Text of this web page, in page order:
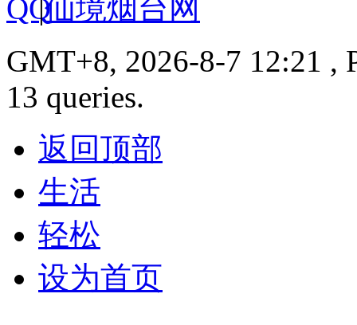
|仙境烟台网
GMT+8, 2026-8-7 12:21 ,
13 queries.
返回顶部
生活
轻松
设为首页